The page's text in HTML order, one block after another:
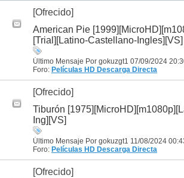
[Ofrecido]
American Pie
[Trial][Latino-Castellano-Ingles][VS]
Último Mensaje Por gokuzgt1 07/09/2024
Foro: Películas HD Descarga Directa
[Ofrecido]
Tiburón
Ing][VS]
Último Mensaje Por gokuzgt1 11/08/2024
Foro: Películas HD Descarga Directa
[Ofrecido]